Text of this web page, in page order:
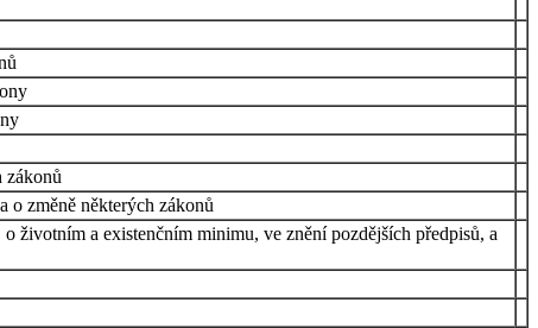
zákonů
o změně některých zákonů
životním a existenčním minimu, ve znění pozdějších předpisů, a